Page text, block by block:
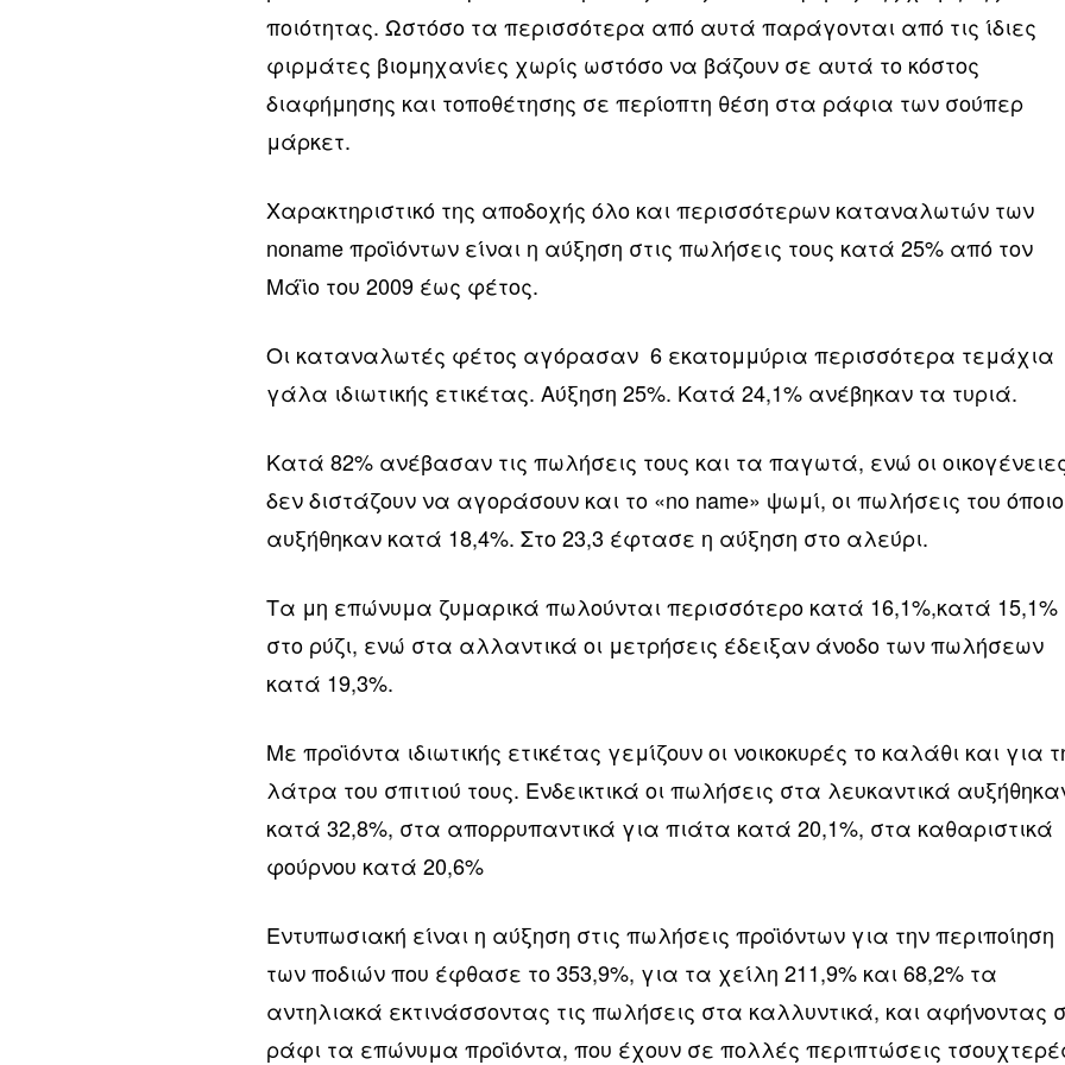
ποιότητας. Ωστόσο τα περισσότερα από αυτά παράγονται από τις ίδιες
φιρμάτες βιομηχανίες χωρίς ωστόσο να βάζουν σε αυτά το κόστος
διαφήμησης και τοποθέτησης σε περίοπτη θέση στα ράφια των σούπερ
μάρκετ.
Χαρακτηριστικό της αποδοχής όλο και περισσότερων καταναλωτών των
noname προϊόντων είναι η αύξηση στις πωλήσεις τους κατά 25% από τον
Μάϊο του 2009 έως φέτος.
Οι καταναλωτές φέτος αγόρασαν 6 εκατομμύρια περισσότερα τεμάχια
γάλα ιδιωτικής ετικέτας. Αύξηση 25%. Κατά 24,1% ανέβηκαν τα τυριά.
Κατά 82% ανέβασαν τις πωλήσεις τους και τα παγωτά, ενώ οι
δεν διστάζουν να αγοράσουν και το «no name» ψωμί, οι πωλήσεις του
αυξήθηκαν κατά 18,4%. Στο 23,3 έφτασε η αύξηση στο αλεύρι.
Τα μη επώνυμα ζυμαρικά πωλούνται περισσότερο κατά 16,1%,κατά 15,1%
στο ρύζι, ενώ στα αλλαντικά οι μετρήσεις έδειξαν άνοδο των πωλήσεων
κατά 19,3%.
Με προϊόντα ιδιωτικής ετικέτας γεμίζουν οι νοικοκυρές το καλάθι και για
λάτρα του σπιτιού τους. Ενδεικτικά οι πωλήσεις στα λευκαντικά
κατά 32,8%, στα απορρυπαντικά για πιάτα κατά 20,1%, στα καθαριστικά
φούρνου κατά 20,6%
Εντυπωσιακή είναι η αύξηση στις πωλήσεις προϊόντων για την περιποίηση
των ποδιών που έφθασε το 353,9%, για τα χείλη 211,9% και 68,2% τα
αντηλιακά εκτινάσσοντας τις πωλήσεις στα καλλυντικά, και αφήνοντας
ράφι τα επώνυμα προϊόντα, που έχουν σε πολλές περιπτώσεις